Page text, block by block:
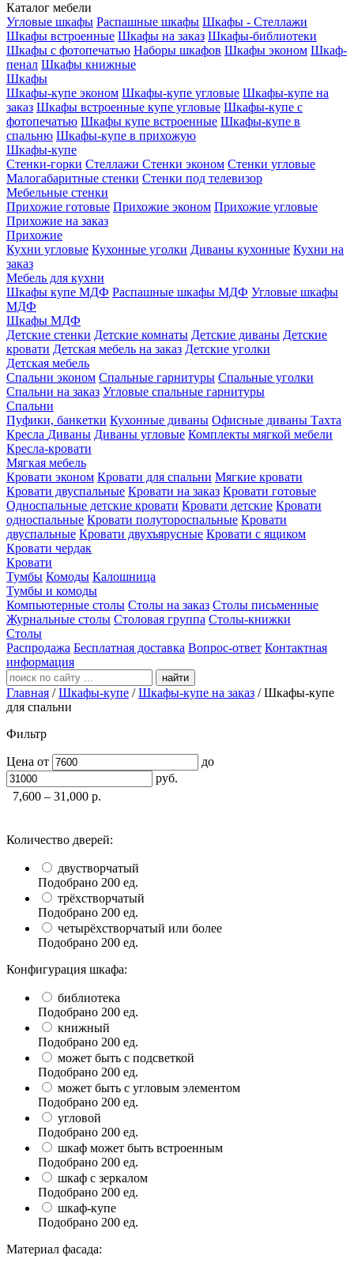
Каталог мебели
Угловые шкафы Распашные шкафы Шкафы - Стеллажи
Шкафы встроенные Шкафы на заказ Шкафы-библиотеки
Шкафы с фотопечатью Наборы шкафов Шкафы эконом Шкаф-
пенал Шкафы книжные
Шкафы
Шкафы-купе эконом Шкафы-купе угловые Шкафы-купе на
заказ Шкафы встроенные купе угловые Шкафы-купе с
фотопечатью Шкафы купе встроенные Шкафы-купе в
спальню Шкафы-купе в прихожую
Шкафы-купе
Стенки-горки Стеллажи Стенки эконом Стенки угловые
Малогабаритные стенки Стенки под телевизор
Мебельные стенки
Прихожие готовые Прихожие эконом Прихожие угловые
Прихожие на заказ
Прихожие
Кухни угловые Кухонные уголки Диваны кухонные Кухни на
заказ
Мебель для кухни
Шкафы купе МДФ Распашные шкафы МДФ Угловые шкафы
МДФ
Шкафы МДФ
Детские стенки Детские комнаты Детские диваны Детские
кровати Детская мебель на заказ Детские уголки
Детская мебель
Спальни эконом Спальные гарнитуры Спальные уголки
Спальни на заказ Угловые спальные гарнитуры
Спальни
Пуфики, банкетки Кухонные диваны Офисные диваны Тахта
Кресла Диваны Диваны угловые Комплекты мягкой мебели
Кресла-кровати
Мягкая мебель
Кровати эконом Кровати для спальни Мягкие кровати
Кровати двуспальные Кровати на заказ Кровати готовые
Односпальные детские кровати Кровати детские Кровати
односпальные Кровати полутороспальные Кровати
двуспальные Кровати двухъярусные Кровати с ящиком
Кровати чердак
Кровати
Тумбы Комоды Калошница
Тумбы и комоды
Компьютерные столы Столы на заказ Столы письменные
Журнальные столы Столовая группа Столы-книжки
Столы
Распродажа Бесплатная доставка Вопрос-ответ Контактная
информация
найти
Главная /Шкафы-купе /Шкафы-купе на заказ /Шкафы-купе
для спальни
Фильтр
Цена от
до
руб.
7,600 – 31,000 р.
Количество дверей:
двустворчатый
Подобрано 200 ед.
трёхстворчатый
Подобрано 200 ед.
четырёхстворчатый или более
Подобрано 200 ед.
Конфигурация шкафа:
библиотека
Подобрано 200 ед.
книжный
Подобрано 200 ед.
может быть с подсветкой
Подобрано 200 ед.
может быть с угловым элементом
Подобрано 200 ед.
угловой
Подобрано 200 ед.
шкаф может быть встроенным
Подобрано 200 ед.
шкаф с зеркалом
Подобрано 200 ед.
шкаф-купе
Подобрано 200 ед.
Материал фасада: